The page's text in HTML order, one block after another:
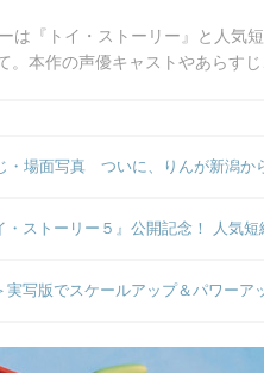
は『トイ・ストーリー』と人気
。本作の声優キャストやあらす
・場面写真 ついに、りんが新潟
・ストーリー５』公開記念！ 人気
実写版でスケールアップ＆パワー